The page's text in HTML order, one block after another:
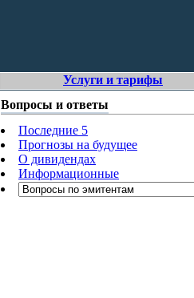
Услуги и тарифы
Вопросы и ответы
Последние 5
Прогнозы на будущее
О дивидендах
Информационные